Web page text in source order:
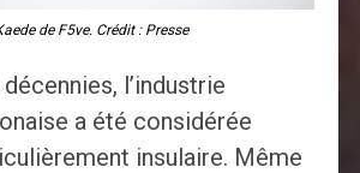
de F5ve. Crédit : Presse
l’industrie
a été considérée
insulaire. Même